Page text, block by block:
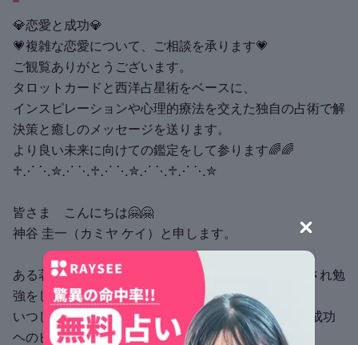
💎恋愛と成功💎
💗複雑な恋愛について、ご相談を承ります💗
ご観覧ありがとうございます。
タロットカードと西洋占星術をベースに、
インスピレーションや心理的療法を交えた独自の占術で解
決策と癒しのメッセージを送ります。
より良い未来に向けての鑑定をして参ります🌈🌈
♱⋰ ⋱✮⋰ ⋱♱⋰ ⋱✮⋰ ⋱♱⋰ ⋱✮
皆さま こんにちは🤗🤗
神谷 圭一（カミヤ ケイ）と申します。
ある著名占術師の初回セッションで、適性を見いだされ勉
強をして参りました。
いつしか趣味の範囲を超えて、多くの方々に 恋愛や成功
ヘのヒントをお伝えしております。